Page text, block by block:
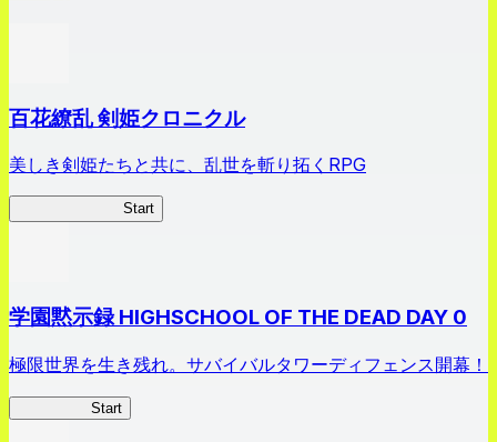
百花繚乱 剣姫クロニクル
美しき剣姫たちと共に、乱世を斬り拓くRPG
Start
学園黙示録 HIGHSCHOOL OF THE DEAD DAY 0
極限世界を生き残れ。サバイバルタワーディフェンス開幕！
Start